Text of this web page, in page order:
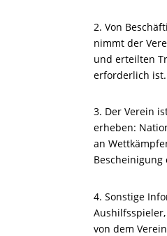
2. Von
nimmt der
und erteilten
erforderlich ist.
3. Der Verein
erheben:
an
Bescheinigung
4. Sonstige
von dem